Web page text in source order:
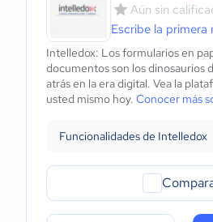
Aún sin
Escribe la primera
Intelledox: Los formularios en
documentos son los dinosaurios
atrás en la era digital. Vea la
usted mismo hoy. Conocer más
Funcionalidades de Intelledox